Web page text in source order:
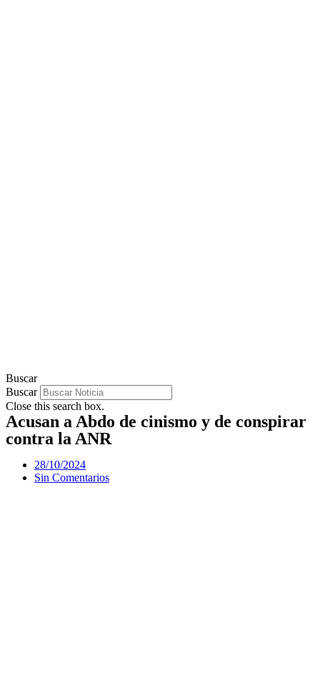
Buscar
Buscar
Close this search box.
Acusan a Abdo de cinismo y de conspirar
contra la ANR
28/10/2024
Sin Comentarios